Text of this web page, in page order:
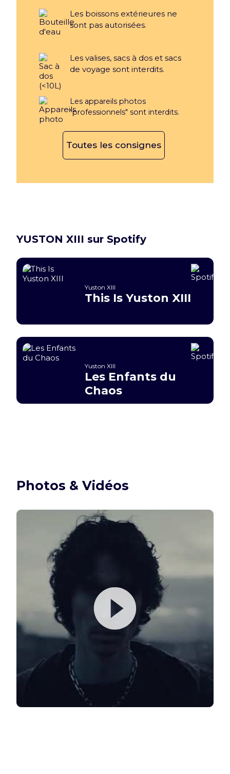
Les boissons extérieures ne
sont pas autorisées.
Les valises, sacs à dos et sacs
de voyage sont interdits.
Les appareils photos
"professionnels" sont interdits.
Toutes les consignes
YUSTON XIII sur Spotify
This Is Yuston XIII
Yuston XIII
Les Enfants du
Chaos
Yuston XIII
Photos & Vidéos